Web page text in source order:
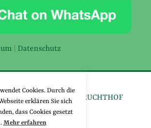
| Datenschutz
FRUCHTHOF
NORTHEIM
Cookies. Durch die
erklären Sie sich
dass Cookies gesetzt
Mehr erfahren